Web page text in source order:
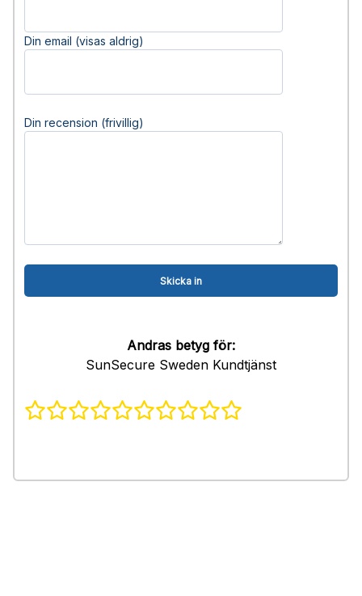
Din email (visas aldrig)
Din recension (frivillig)
Andras betyg för:
SunSecure Sweden Kundtjänst